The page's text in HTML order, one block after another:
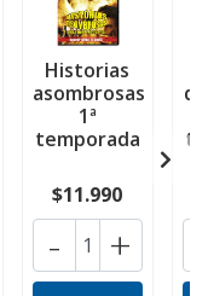
Historias
asombrosas
1ª
temporada
$11.990
+
-